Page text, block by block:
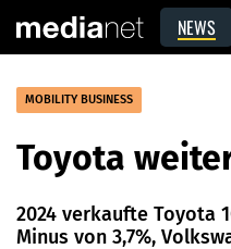
NEWS
MOBILITY BUSINESS
Toyota
2024 verkaufte Toyota
Minus von 3,7%,